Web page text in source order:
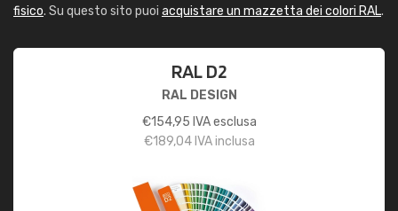
fisico. Su questo sito puoi acquistare un mazzetta dei colori RAL.
RAL D2
RAL DESIGN
€154,95 IVA esclusa
€189,04IVA inclusa